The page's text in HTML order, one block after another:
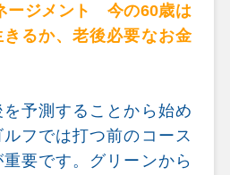
ージメント 今の60歳は
るか、老後必要なお金
予測することから始め
フでは打つ前のコース
要です。グリーンから